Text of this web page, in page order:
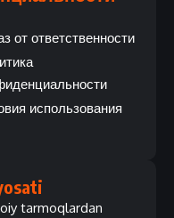
от ответственности
использования
tarmoqlardan